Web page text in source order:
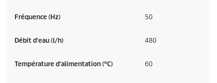
Fréquence (Hz) 50
Débit d'eau (l/h) 480
Température d'alimentation (°C) 60